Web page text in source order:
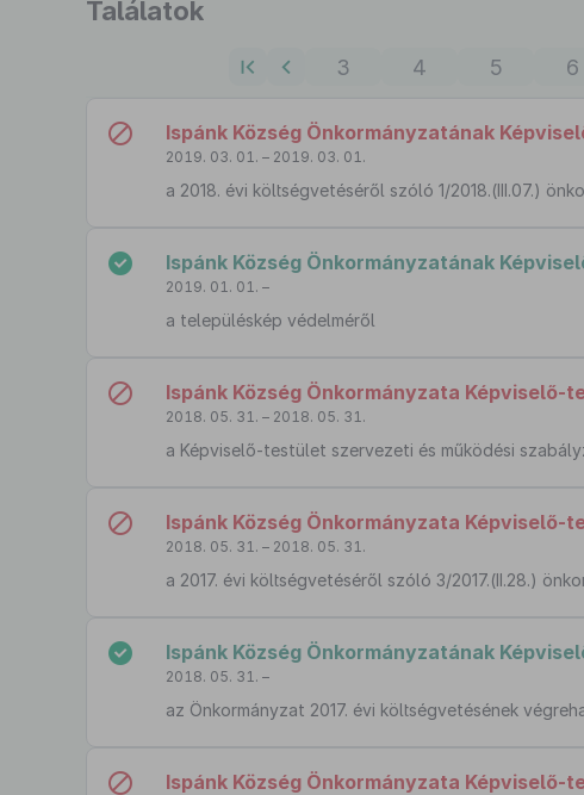
Találatok
listához
3 4 5 6
Ispánk Község Önkormányzatának
2019. 03. 01. – 2019. 03. 01.
a 2018. évi költségvetéséről szóló 1/2018.(III.07.)
Ispánk Község Önkormányzatának
2019. 01. 01. –
a településkép védelméről
Ispánk Község Önkormányzata
2018. 05. 31. – 2018. 05. 31.
a Képviselő-testület szervezeti és működési
Ispánk Község Önkormányzata
2018. 05. 31. – 2018. 05. 31.
a 2017. évi költségvetéséről szóló 3/2017.(II.28.)
Ispánk Község Önkormányzatának
2018. 05. 31. –
az Önkormányzat 2017. évi költségvetésének
Ispánk Község Önkormányzata